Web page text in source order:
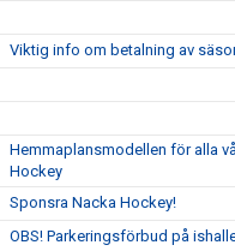
Viktig info om betalning av
Hemmaplansmodellen för alla
Hockey
Sponsra Nacka Hockey!
OBS! Parkeringsförbud på